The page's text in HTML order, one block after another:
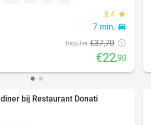
8.4 star
7 min. directions_car
Regulier €37,70
€22,90
bij Restaurant Donati